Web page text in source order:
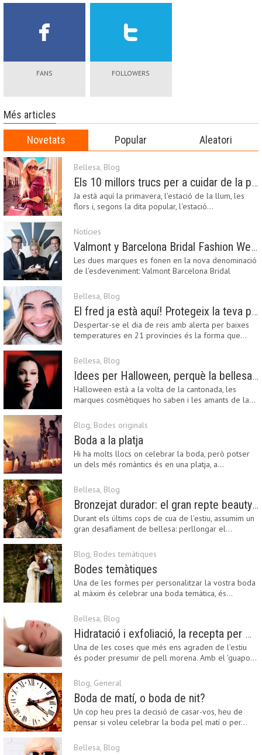
FANS FOLLOWERS
Més articles
Novetats Popular Aleatori
Bellesa, Blog
Els 10 millors trucs per a cuidar de la pell a la primavera
Ja està aquí la primavera, l'estació de la llum, les
flors i, segons la dita popular, l'estació…
Notícies
Valmont y Barcelona Bridal Fashion Week s’uneixen per donar impuls a la creativitat, la innovació i el disseny de la moda nupcial
Les dues marques es fonen en la nova denominació
de l'esdeveniment: Valmont Barcelona Bridal
Bellesa, Blog
El fred ja està aquí! Protegeix la teva pell amb els nostres consells i propostes
Despertar-se el dia de reis amb alerta per baixes
temperatures en 21 províncies és la forma que…
Bellesa, Blog
Idees per Halloween, perquè la bellesa pot ser terrorífica
Halloween està a la volta de la cantonada, les
marques cosmètiques ho saben i les amants de la…
Blog, Bodes originals
Boda a la platja
Hi ha molts llocs on celebrar la boda, però potser
un dels més romàntics és en una platja, a…
Bellesa, Blog
Bronzejat durador: el gran repte beauty del final de l’estiu
Durant els últims cops de cua de l'estiu, assumim un
gran desafiament de bellesa: perllongar el…
Blog, Bodes temàtiques
Bodes temàtiques
Una de les formes per personalitzar la vostra boda
al màxim és celebrar una boda temàtica, és…
Bellesa, Blog
Hidratació i exfoliació, la recepta per mantenir el bronzejat
Una de les coses que més ens agraden de l'estiu
és poder presumir de pell morena. Amb el 'guapo…
Blog, General
Boda de matí, o boda de nit?
Un cop heu pres la decisió de casar-vos, heu de
pensar si voleu celebrar la boda pel matí o per…
Bellesa, Blog